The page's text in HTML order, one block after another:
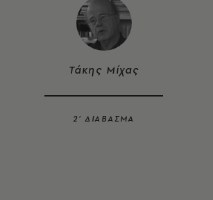
Τάκης Μίχας
2’ ΔΙΑΒΑΣΜΑ